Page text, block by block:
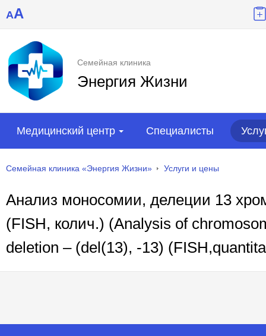
AA
Семейная клиника
Энергия Жизни
Медицинский центр Специалисты
Семейная клиника «Энергия Жизни» Услуги и цены
Анализ моносомии, делеции 13
(FISH, колич.) (Analysis of
deletion – (del(13), -13)